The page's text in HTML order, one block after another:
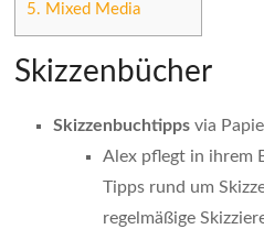
5. Mixed Media
Skizzenbücher
Skizzenbuchtipps via
Alex pflegt in ihrem
Tipps rund um
regelmäßige